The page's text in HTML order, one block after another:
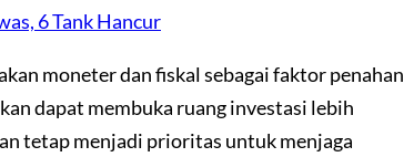
6 Tank Hancur
moneter dan fiskal sebagai faktor penahan
dapat membuka ruang investasi lebih
tetap menjadi prioritas untuk menjaga